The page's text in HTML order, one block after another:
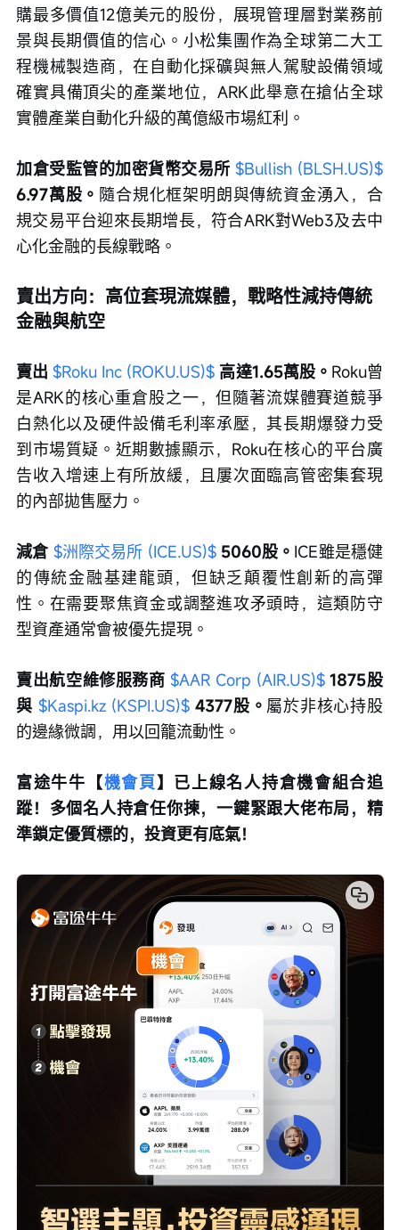
購最多價值12億美元的股份，展現管理層對業務前
景與長期價值的信心。小松集團作為全球第二大工
程機械製造商，在自動化採礦與無人駕駛設備領域
確實具備頂尖的產業地位，ARK此舉意在搶佔全球
實體產業自動化升級的萬億級市場紅利。
加倉受監管的加密貨幣交易所 $Bullish (BLSH.US)$
6.97萬股。 隨合規化框架明朗與傳統資金湧入，合
規交易平台迎來長期增長，符合ARK對Web3及去中
心化金融的長線戰略。
賣出方向：高位套現流媒體，戰略性減持傳統
金融與航空
賣出 $Roku Inc (ROKU.US)$ 高達1.65萬股。 Roku曾
是ARK的核心重倉股之一，但隨著流媒體賽道競爭
白熱化以及硬件設備毛利率承壓，其長期爆發力受
到市場質疑。近期數據顯示，Roku在核心的平台廣
告收入增速上有所放緩，且屢次面臨高管密集套現
的內部拋售壓力。
減倉 $洲際交易所 (ICE.US)$ 5060股。 ICE雖是穩健
的傳統金融基建龍頭，但缺乏顛覆性創新的高彈
性。在需要聚焦資金或調整進攻矛頭時，這類防守
型資產通常會被優先提現。
賣出航空維修服務商 $AAR Corp (AIR.US)$ 1875股
與 $Kaspi.kz (KSPI.US)$ 4377股。 屬於非核心持股
的邊緣微調，用以回籠流動性。
富途牛牛【機會頁】已上線名人持倉機會組合追
蹤！多個名人持倉任你揀，一鍵緊跟大佬布局，精
準鎖定優質標的，投資更有底氣！